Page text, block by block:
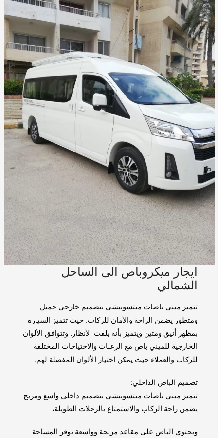
ايجار ميكروباص الى الساحل
الشمالي
تتميز ميني باصات ميتسوبيشي بتصميم خارجي جميل
ومتطور يضمن الراحة والأمان للركاب. حيث تتميز السيارة
بمظهر أنيق ومتين ويتميز بأنه يلفت الأنظار. وتتوافق الألوان
الخارجية للميني باص مع الرغبات والاحتياجات المختلفة
للركاب والعملاء حيث يمكن اختيار الألوان المفضلة لهم.
تصميم الباص الداخلي:
تتميز ميني باصات ميتسوبيشي بتصميم داخلي واسع ومريح
يضمن راحة الركاب والاستمتاع بالرحلات الطويلة،
ويحتوي الباص على مقاعد مريحة وواسعة توفر المساحة